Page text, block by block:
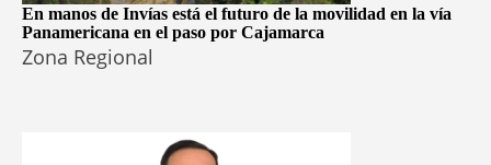
En manos de Invías está el futuro de la movilidad en la vía
Panamericana en el paso por Cajamarca
Zona Regional